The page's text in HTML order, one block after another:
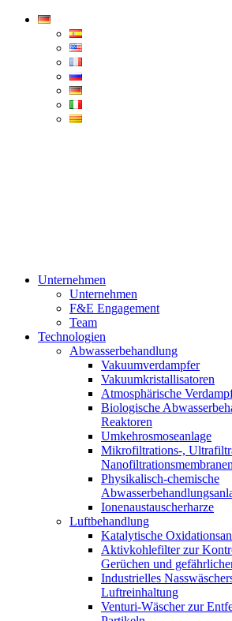
Condorchem
Unternehmen
Unternehmen
F&E Engagement
Team
Technologien
Abwasserbehandlung
Vakuumverdampfer
Vakuumkristallisatoren
Atmosphärische
Biologische
Reaktoren
Umkehrosmoseanlage
Mikrofiltrations-,
Nanofiltrationsmembranen
Physikalisch-chemische
Ionenaustauscherharze
Luftbehandlung
Katalytische
Aktivkohlefilter zur
Gerüchen und
Industrielles
Luftreinhaltung
Venturi-Wäscher zur